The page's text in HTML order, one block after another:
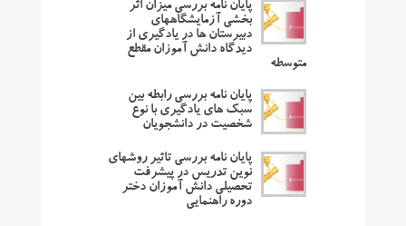
پایان نامه بررسی میزان اثر
بخشی آزمایشگاههای
دبیرستان ها در یادگیری از
دیدگاه دانش آموزان مقطع
متوسطه
پایان نامه بررسی رابطه بین
سبک های یادگیری با نوع
شخصیت در دانشجویان
پایان نامه بررسی تاثیر روشهای
نوین تدریس در پیشرفت
تحصیلی دانش آموزان دختر
دوره راهنمایی